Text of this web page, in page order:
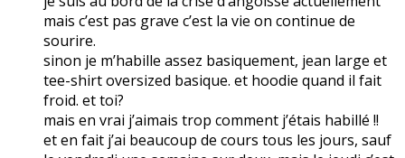
mais c’est pas grave c’est la vie on continue de
sourire.
sinon je m’habille assez basiquement, jean large et
tee-shirt oversized basique. et hoodie quand il fait
froid. et toi?
mais en vrai j’aimais trop comment j’étais habillé !!
et en fait j’ai beaucoup de cours tous les jours, sauf